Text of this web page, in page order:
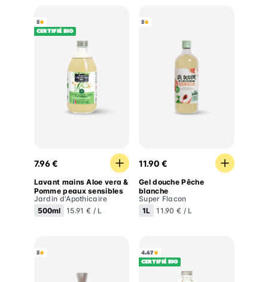
5
Certifié BIO
Lavant mains Aloe vera & Pomme peaux sensibles
7.96 €
Lavant mains Aloe vera &
Pomme peaux sensibles
Jardin d'Apothicaire
500ml
15.91 € / L
5
Gel douche Pêche blanche
11.90 €
Gel douche Pêche
blanche
Super Flacon
1L
11.90 € / L
5
4.67
Certifié BIO